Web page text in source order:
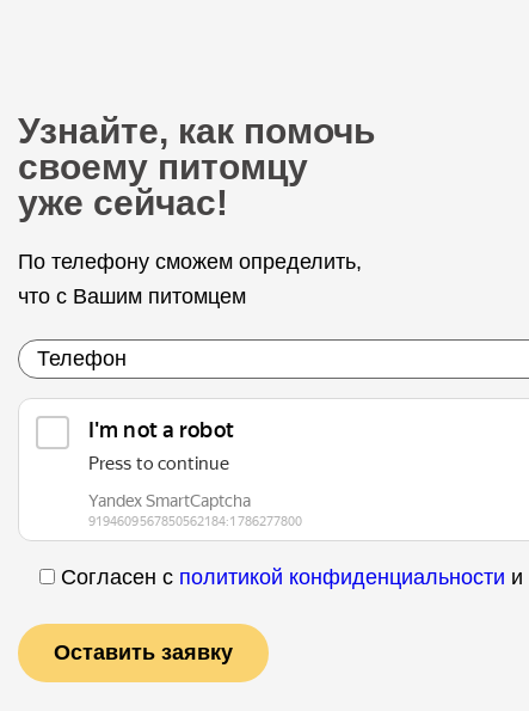
Узнайте, как помочь
своему питомцу
уже сейчас!
По телефону сможем определить,
что с Вашим питомцем
Согласен с политикой конфиденциальности и